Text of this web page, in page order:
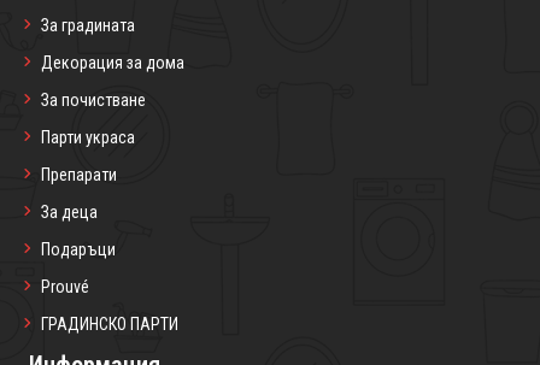
За градината
Декорация за дома
За почистване
Парти украса
Препарати
За деца
Подаръци
Prouvé
ГРАДИНСКО ПАРТИ